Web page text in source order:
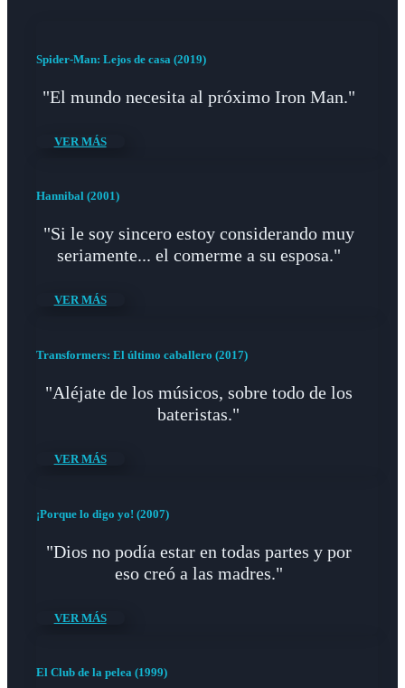
Spider-Man: Lejos de casa (2019)
"El mundo necesita al próximo Iron Man."
VER MÁS
Hannibal (2001)
"Si le soy sincero estoy considerando muy
seriamente... el comerme a su esposa."
VER MÁS
Transformers: El último caballero (2017)
"Aléjate de los músicos, sobre todo de los
bateristas."
VER MÁS
¡Porque lo digo yo! (2007)
"Dios no podía estar en todas partes y por
eso creó a las madres."
VER MÁS
El Club de la pelea (1999)